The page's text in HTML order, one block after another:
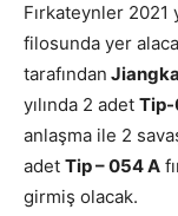
Fırkateynler 2021
filosunda yer
tarafından
yılında 2 adet Tip-
anlaşma ile 2
adet Tip – 054 A
girmiş olacak.